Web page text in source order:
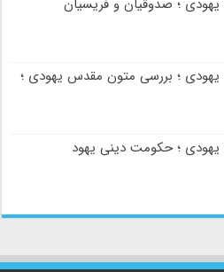
یهودی ؛ بررسی متون مقدس یهودی ؛
یهودی ؛ حکومت دینی یهود